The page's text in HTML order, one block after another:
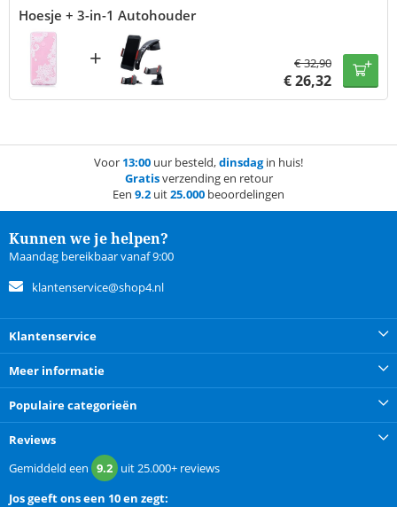
Hoesje + 3-in-1 Autohouder
+ €32,90
€26,32
Voor 13:00 uur besteld,dinsdagin huis!
Gratisverzending en retour
Een 9.2 uit25.000 beoordelingen
Kunnen we je helpen?
Maandag bereikbaar vanaf 9:00
klantenservice@shop4.nl
Klantenservice
Meer informatie
Populaire categorieën
Reviews
Gemiddeld een 9.2 uit25.000+ reviews
Josgeeft ons een 10 en zegt: